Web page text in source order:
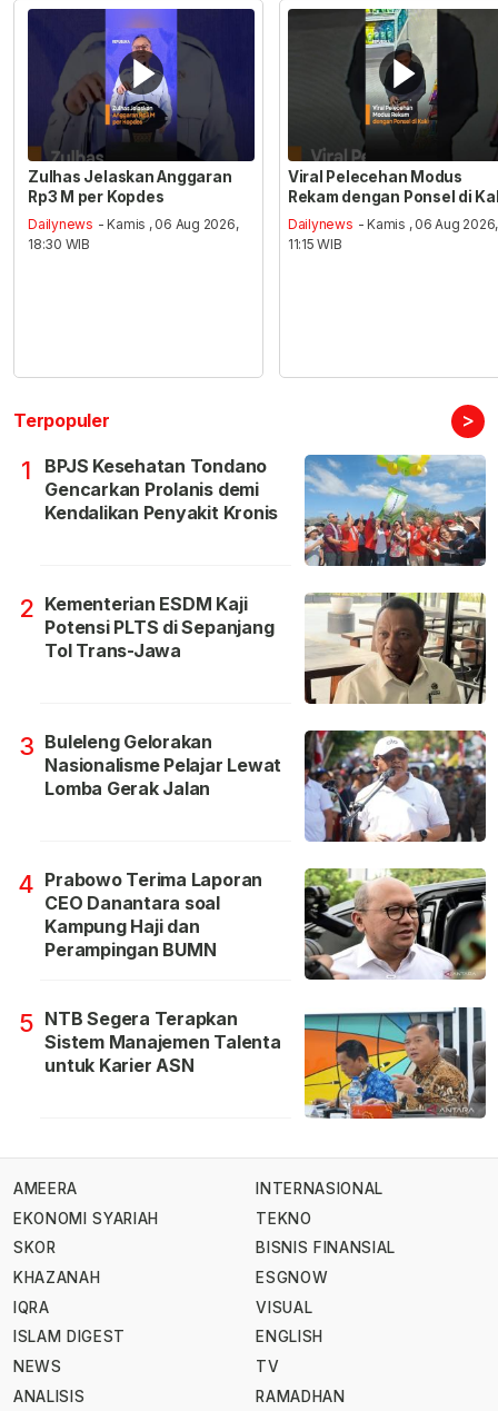
Zulhas Jelaskan Anggaran
Rp3 M per Kopdes
Dailynews - Kamis , 06 Aug 2026,
18:30 WIB
Viral Pelecehan Modus
Rekam dengan Ponsel di
Dailynews - Kamis , 06 Aug 2026,
11:15 WIB
Terpopuler >
1
BPJS Kesehatan Tondano
Gencarkan Prolanis demi
Kendalikan Penyakit Kronis
2 Kementerian ESDM Kaji
Potensi PLTS di Sepanjang
Tol Trans-Jawa
3 Buleleng Gelorakan
Nasionalisme Pelajar Lewat
Lomba Gerak Jalan
4 Prabowo Terima Laporan
CEO Danantara soal
Kampung Haji dan
Perampingan BUMN
5 NTB Segera Terapkan
Sistem Manajemen Talenta
untuk Karier ASN
AMEERA
EKONOMI SYARIAH
SKOR
KHAZANAH
IQRA
ISLAM DIGEST
NEWS
ANALISIS
INTERNASIONAL
TEKNO
BISNIS FINANSIAL
ESGNOW
VISUAL
ENGLISH
TV
RAMADHAN